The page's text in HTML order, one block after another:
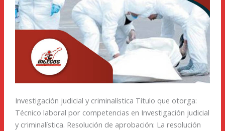
Investigación judicial y criminalística Título que otorga:
Técnico laboral por competencias en Investigación judicial
y criminalística. Resolución de aprobación: La resolución